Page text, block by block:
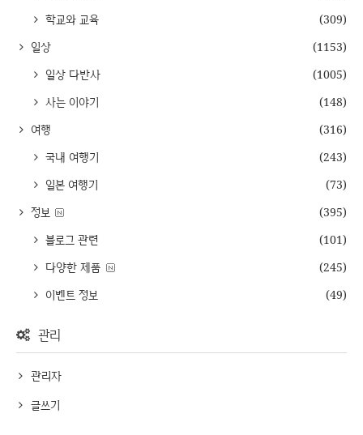
학교와 교육
(309)
일상
(1153)
일상 다반사
(1005)
사는 이야기
(148)
여행
(316)
국내 여행기
(243)
일본 여행기
(73)
정보
(395)
블로그 관련
(101)
다양한 제품
(245)
이벤트 정보
(49)
관리
관리자
글쓰기